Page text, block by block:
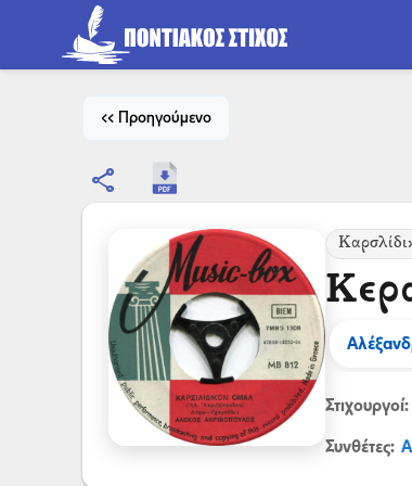
<< Προηγούμενο
share
Στιχουργοί:
Συνθέτες: